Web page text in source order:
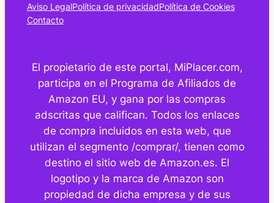
Aviso LegalPolítica de privacidadPolítica de Cookies
Contacto
El propietario de este portal, MiPlacer.com,
participa en el Programa de Afiliados de
Amazon EU, y gana por las compras
adscritas que califican. Todos los enlaces
de compra incluidos en esta web, que
utilizan el segmento /comprar/, tienen como
destino el sitio web de Amazon.es. El
logotipo y la marca de Amazon son
propiedad de dicha empresa y de sus